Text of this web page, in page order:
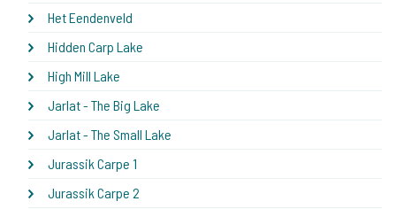
Het Eendenveld
Hidden Carp Lake
High Mill Lake
Jarlat - The Big Lake
Jarlat - The Small Lake
Jurassik Carpe 1
Jurassik Carpe 2